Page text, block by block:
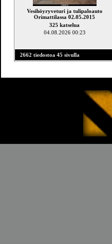
Vesihöyryveturi ja tulipaloauto
Orimattilassa 02.05.2015
325 katselua
04.08.2026 00:23
2662 tiedostoa 45 sivulla